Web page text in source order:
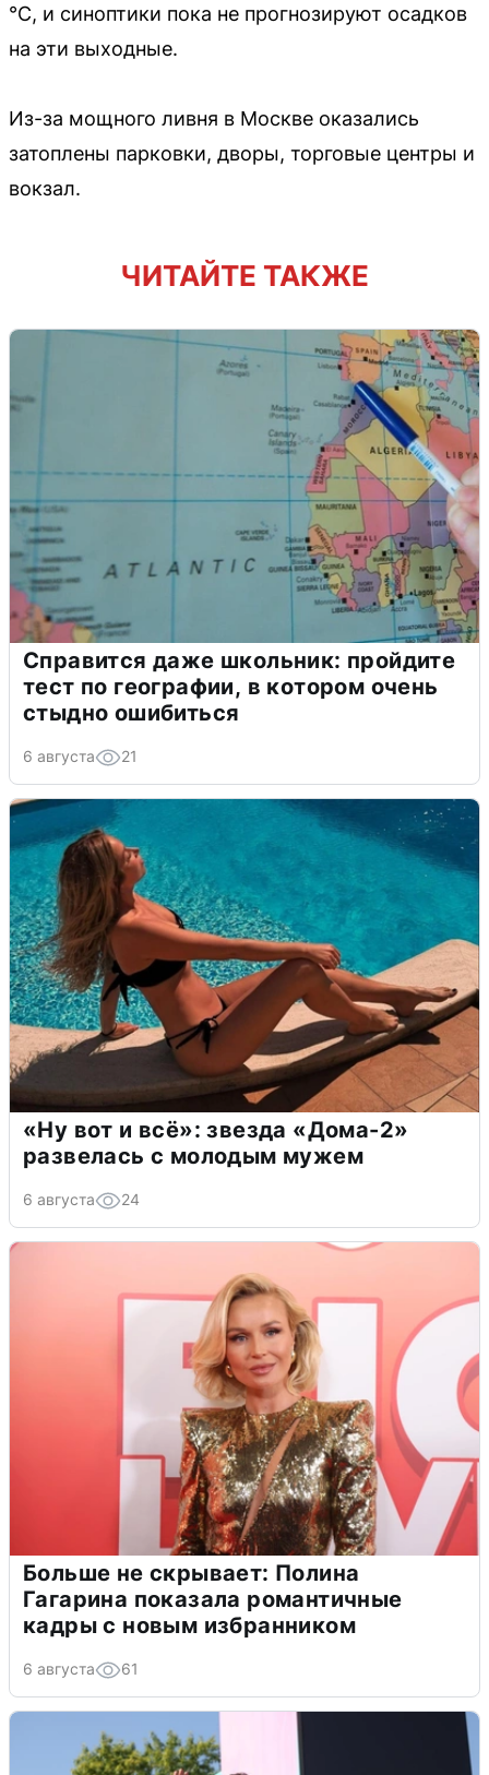
°C, и синоптики пока не прогнозируют осадков
на эти выходные.
Из-за мощного ливня в Москве оказались
затоплены парковки, дворы, торговые центры и
вокзал.
ЧИТАЙТЕ ТАКЖЕ
Справится даже школьник: пройдите
тест по географии, в котором очень
стыдно ошибиться
6 августа 21
«Ну вот и всё»: звезда «Дома-2»
развелась с молодым мужем
6 августа 24
Больше не скрывает: Полина
Гагарина показала романтичные
кадры с новым избранником
6 августа 61